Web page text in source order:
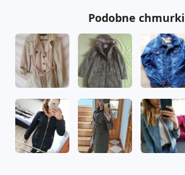
Podobne chmurki